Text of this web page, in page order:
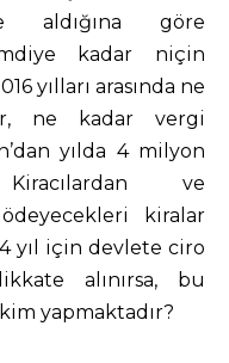
aldığına göre
kadar niçin
yılları arasında ne
ne kadar vergi
yılda 4 milyon
ve
kiralar
yıl için devlete ciro
alınırsa, bu
kim yapmaktadır?